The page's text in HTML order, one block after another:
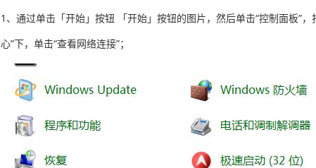
1、通过单击「开始」按钮 「开始」按钮的图片，然后单击“控制面板”
心”下，单击“查看网络连接”；